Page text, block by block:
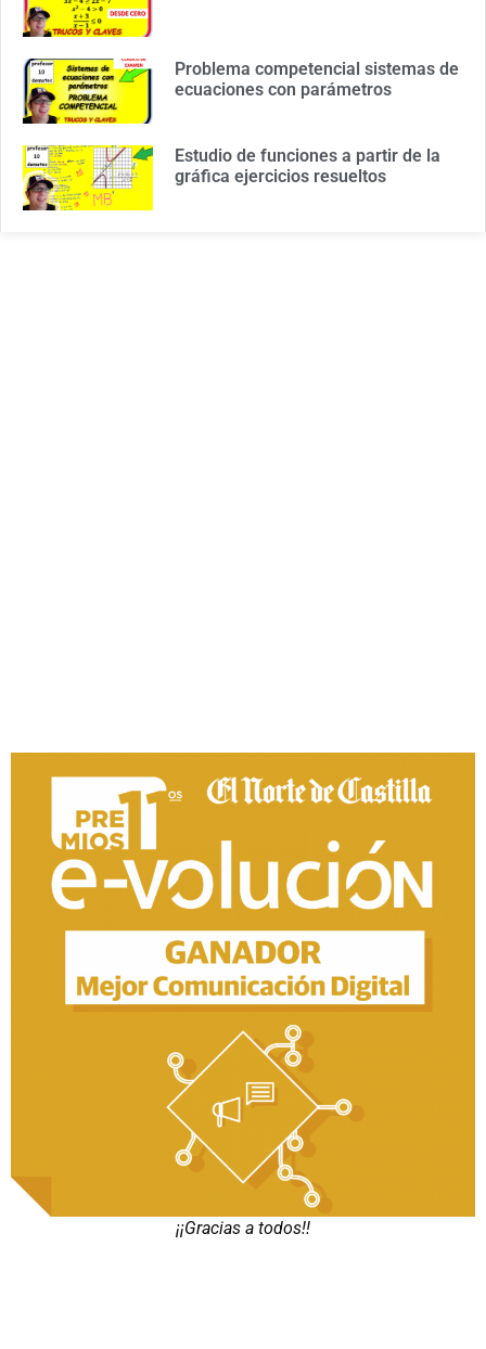
Problema competencial sistemas de
ecuaciones con parámetros
Estudio de funciones a partir de la
gráfica ejercicios resueltos
¡¡Gracias a todos!!